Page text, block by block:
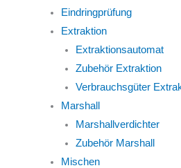
Eindringprüfung
Extraktion
Extraktionsautomat
Zubehör Extraktion
Verbrauchsgüter
Marshall
Marshallverdichter
Zubehör Marshall
Mischen